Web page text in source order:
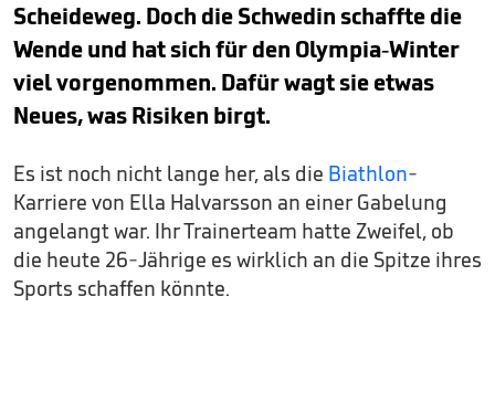
Scheideweg. Doch die Schwedin schaffte die
Wende und hat sich für den Olympia-Winter
viel vorgenommen. Dafür wagt sie etwas
Neues, was Risiken birgt.
Es ist noch nicht lange her, als die Biathlon-
Karriere von Ella Halvarsson an einer Gabelung
angelangt war. Ihr Trainerteam hatte Zweifel, ob
die heute 26-Jährige es wirklich an die Spitze ihres
Sports schaffen könnte.